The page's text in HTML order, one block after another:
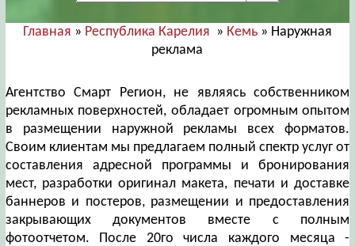
Главная » Республика Карелия » Кемь» Наружная
реклама
Агентство Смарт Регион, не являясь собственником
рекламных поверхностей, обладает огромным опытом
в размещении наружной рекламы всех форматов.
Своим клиентам мы предлагаем полный спектр услуг от
составления адресной программы и бронирования
мест, разработки оригинал макета, печати и доставке
баннеров и постеров, размещении и предоставления
закрывающих документов вместе с полным
фотоотчетом. После 20го числа каждого месяца -